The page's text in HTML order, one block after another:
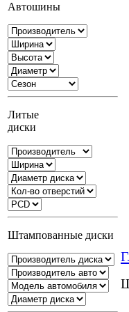
Автошины
Литые
диски
Штампованные диски